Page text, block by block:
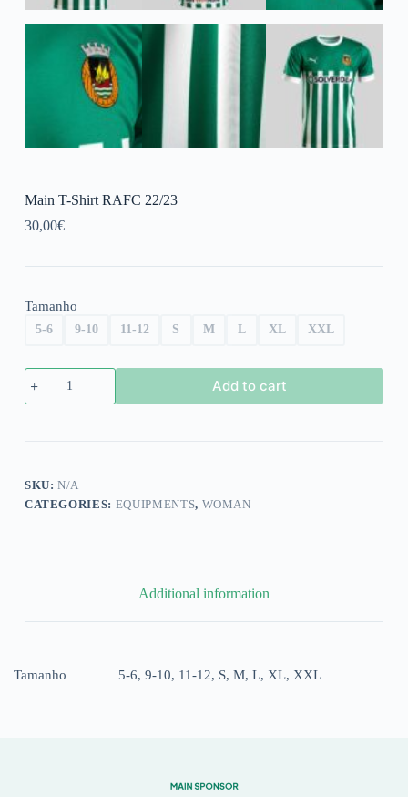
Main T-Shirt RAFC 22/23
30,00€
Tamanho
5-6 9-10 11-12 S M L XL XXL
Main
T-
Shirt
Add to cart
SKU:N/A
CATEGORIES: EQUIPMENTS, WOMAN
Additional information
Tamanho 5-6, 9-10, 11-12, S, M, L, XL, XXL